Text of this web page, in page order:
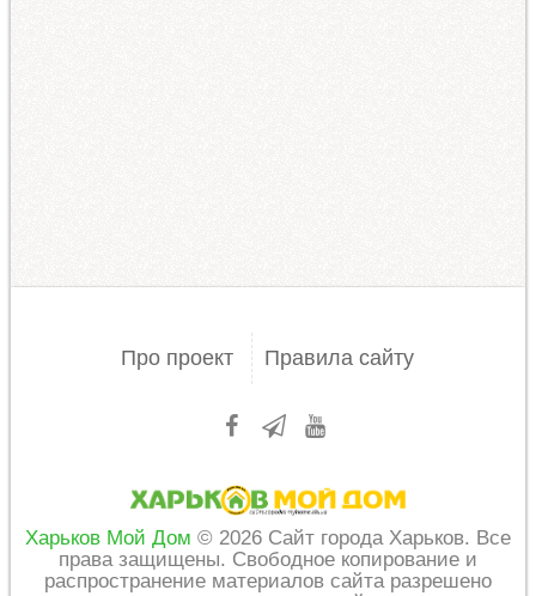
Про проект Правила сайту
Харьков Мой Дом © 2026 Сайт города Харьков. Все
права защищены. Свободное копирование и
распространение материалов сайта разрешено